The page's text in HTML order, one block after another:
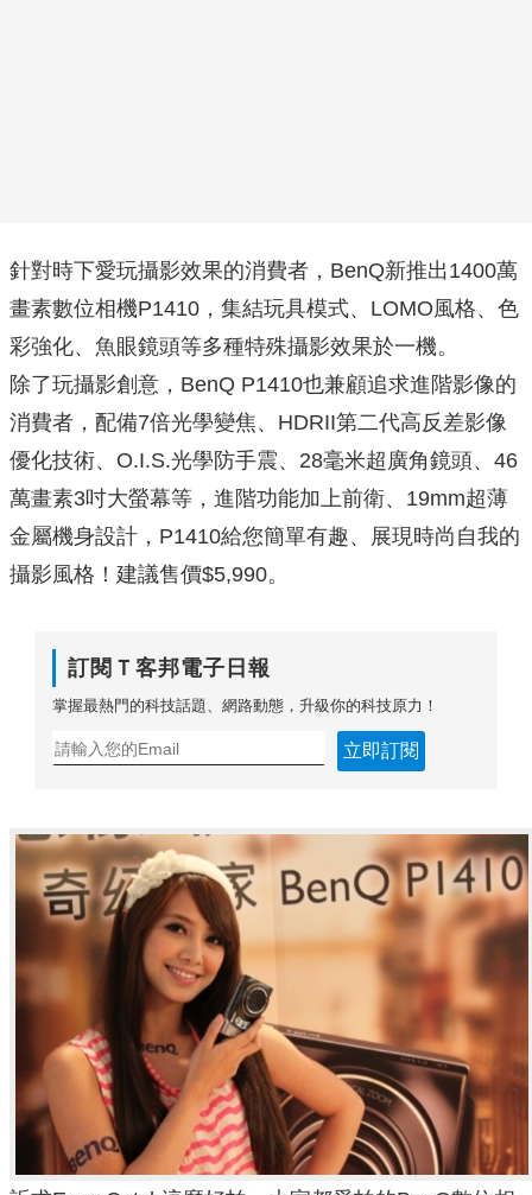
針對時下愛玩攝影效果的消費者， BenQ新推出1400萬
畫素數位相機P1410 ，集結玩具模式、 LOMO風格、色
彩強化、魚眼鏡頭等多種特殊攝影效果於一機。
除了玩攝影創意，BenQ P1410也兼顧追求進階影像的
消費者，配備7倍光學變焦、HDRII第二代高反差影像
優化技術、O.I.S.光學防手震、28毫米超廣角鏡頭、46
萬畫素3吋大螢幕等，進階功能加上前衛、19mm超薄
金屬機身設計，P1410給您簡單有趣、展現時尚自我的
攝影風格！建議售價$5,990。
訂閱Ｔ客邦電子日報
掌握最熱門的科技話題、網路動態，升級你的科技原力！
立即訂閱